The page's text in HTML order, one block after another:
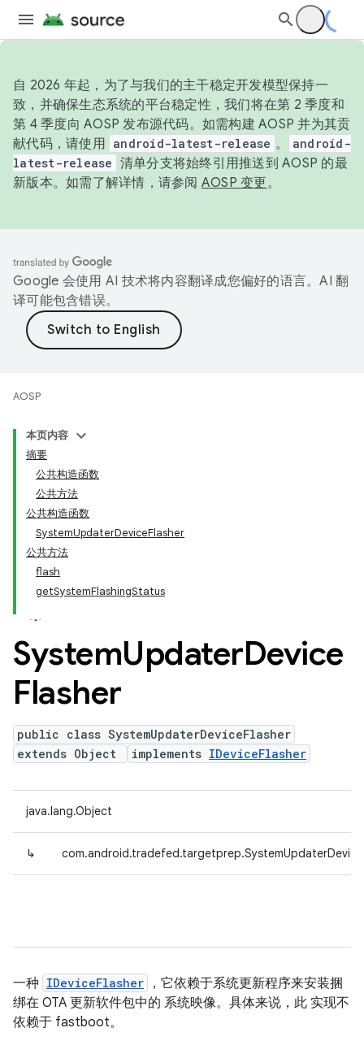
自 2026 年起，为了与我们的主干稳定开发模型保持一
致，并确保生态系统的平台稳定性，我们将在第 2 季度和
第 4 季度向 AOSP 发布源代码。如需构建 AOSP 并为其贡
献代码，请使用 android-latest-release 。
android-
latest-release 清单分支将始终引用推送到 AOSP 的最
新版本。如需了解详情，请参阅 AOSP 变更。
Google 会使用 AI 技术将内容翻译成您偏好的语言。AI 翻
译可能包含错误。
AOSP
本页内容
摘要
公共构造函数
公共方法
公共构造函数
SystemUpdaterDeviceFlasher
公共方法
flash
getSystemFlashingStatus
SystemUpdaterDevice
Flasher
public class SystemUpdaterDeviceFlasher
extends Object
implements IDeviceFlasher
java.lang.Object
↳
一种 IDeviceFlasher
，它依赖于系统更新程序来安装捆
绑在 OTA 更新软件包中的 系统映像。具体来说，此 实现不
依赖于 fastboot。